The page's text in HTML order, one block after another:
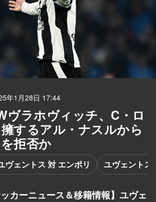
年1月28日 17:44
ヴラホヴィッチ、C・ロ
するアル・ナスルから
拒否か
ヴェントス 対 エンポリ ユヴェントス
ッカーニュース＆移籍情報】ユヴェ